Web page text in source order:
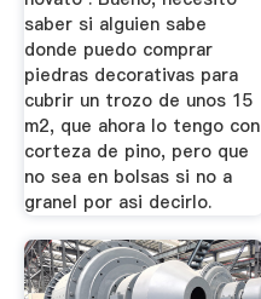
saber si alguien sabe
donde puedo comprar
piedras decorativas para
cubrir un trozo de unos 15
m2, que ahora lo tengo con
corteza de pino, pero que
no sea en bolsas si no a
granel por asi decirlo.